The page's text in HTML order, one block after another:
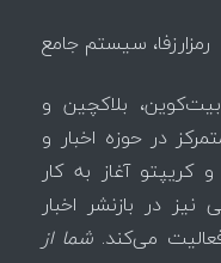
سیستم جامع
بیت‌کوین، بلاکچین و
به صورت متمرکز در حوزه اخبار و
کریپتو آغاز به کار
در بازنشر اخبار
می‌کند.شما از